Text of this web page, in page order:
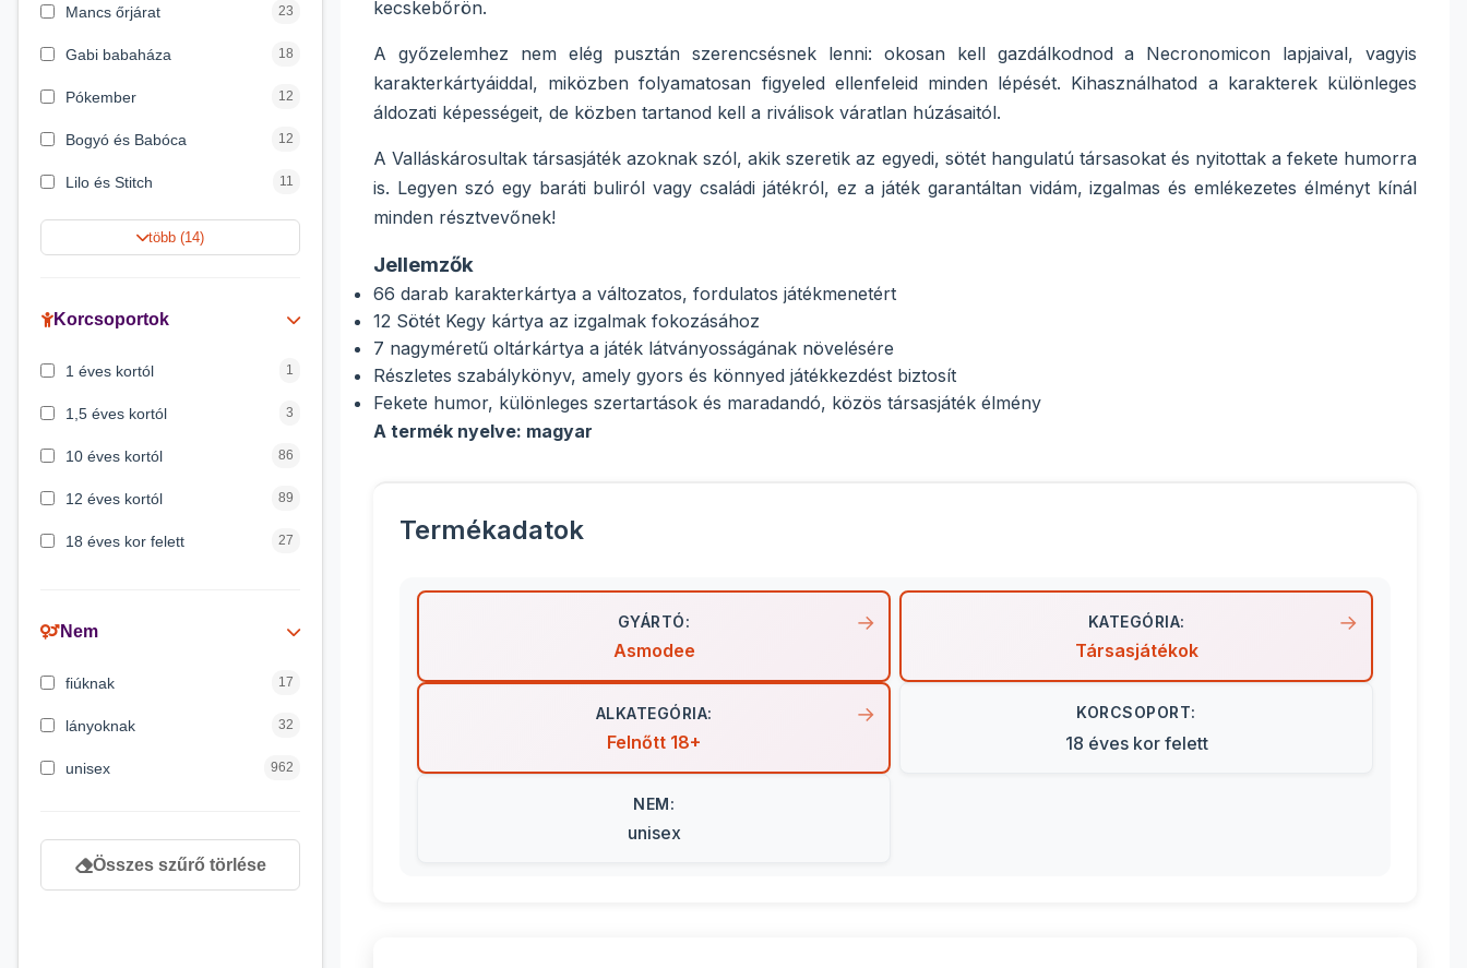
Mancs őrjárat 23
Gabi babaháza 18
Pókember 12
Bogyó és Babóca 12
Lilo és Stitch 11
Jégvarázs 9
Peppa malac
több (14)
Korcsoportok
1 éves kortól 1
1,5 éves kortól 3
10 éves kortól 86
12 éves kortól 89
18 éves kor felett 27
3 éves kortól 200
7 éves kortól 53
Nem
fiúknak 17
lányoknak 32
unisex 962
Összes szűrő törlése
kecskebőrön.
A győzelemhez nem elég pusztán szerencsésnek lenni: okosan kell gazdálkodnod a Necronomicon lapjaival, vagyis
karakterkártyáiddal, miközben folyamatosan figyeled ellenfeleid minden lépését. Kihasználhatod a karakterek különleges
áldozati képességeit, de közben tartanod kell a riválisok váratlan húzásaitól.
A Valláskárosultak társasjáték azoknak szól, akik szeretik az egyedi, sötét hangulatú társasokat és nyitottak a fekete humorra
is. Legyen szó egy baráti buliról vagy családi játékról, ez a játék garantáltan vidám, izgalmas és emlékezetes élményt kínál
minden résztvevőnek!
Jellemzők
66 darab karakterkártya a változatos, fordulatos játékmenetért
12 Sötét Kegy kártya az izgalmak fokozásához
7 nagyméretű oltárkártya a játék látványosságának növelésére
Részletes szabálykönyv, amely gyors és könnyed játékkezdést biztosít
Fekete humor, különleges szertartások és maradandó, közös társasjáték élmény
A termék nyelve: magyar
Termékadatok
GYÁRTÓ:
Asmodee
KATEGÓRIA:
Társasjátékok
ALKATEGÓRIA:
Felnőtt 18+
KORCSOPORT:
18 éves kor felett
NEM:
unisex